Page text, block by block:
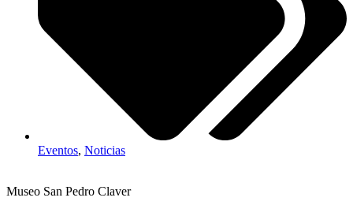
Eventos, Noticias
Museo San Pedro Claver